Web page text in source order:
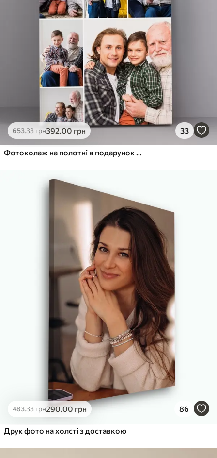
653.33грн392 .00 грн 33
483.33грн290.00 грн 86
Друк фото на холсті з доставкою